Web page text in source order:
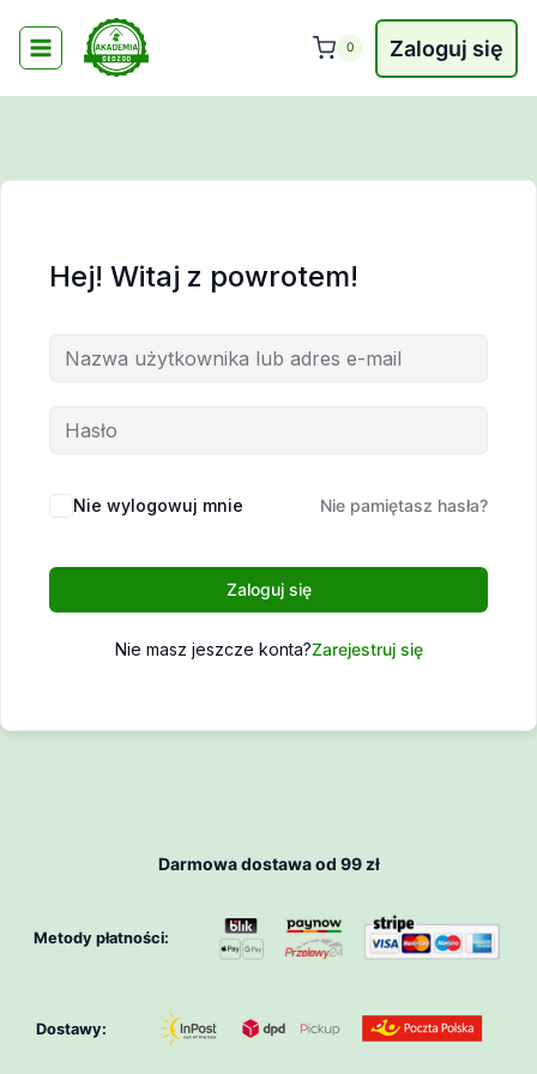
treści
0 Zaloguj się
Hej! Witaj z powrotem!
Nie wylogowuj mnie Nie pamiętasz hasła?
Zaloguj się
Nie masz jeszcze konta?Zarejestruj się
Darmowa dostawa od 99 zł
Metody płatności:
Dostawy: